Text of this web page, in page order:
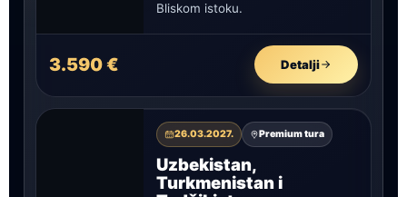
Bliskom istoku.
3.590 € Detalji
26.03.2027. Premium tura
Uzbekistan,
Turkmenistan i